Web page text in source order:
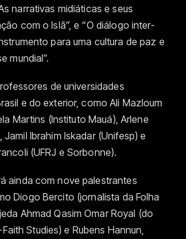
narrativas midiáticas e seus
com o Islã”, e “O diálogo inter-
para uma cultura de paz e
mundial”.
de universidades
e do exterior, como Ali Mazloum
Martins (Instituto Mauá), Arlene
Jamil Ibrahim Iskadar (Unifesp) e
(UFRJ e Sorbonne).
ainda com nove palestrantes
Diogo Bercito (jornalista da Folha
Ahmad Qasim Omar Royal (do
Studies) e Rubens Hannun,